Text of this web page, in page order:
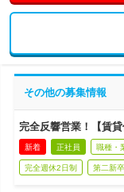
その他の募集情報
完全反響営業！【賃
新着 正社員 職種・
完全週休2日制 第二新